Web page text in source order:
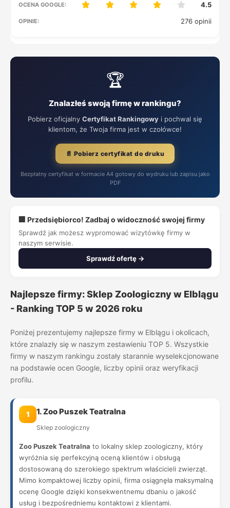
4.5
276 opinii
🏆
Znalazłeś swoją firmę w rankingu?
Pobierz oficjalny Certyfikat Rankingowy i pochwal się
klientom, że Twoja firma jest w czołówce!
📄 Pobierz certyfikat do druku
Bezpłatny certyfikat w formacie A4 gotowy do wydruku lub zapisu jako
PDF
🏢 Przedsiębiorco! Zadbaj o widoczność swojej firmy
Sprawdź jak możesz wypromować wizytówkę firmy w
naszym serwisie.
Sprawdź ofertę →
Najlepsze firmy: Sklep Zoologiczny w Elblągu
- Ranking TOP 5 w 2026 roku
Poniżej prezentujemy najlepsze firmy w Elblągu i okolicach,
które znalazły się w naszym zestawieniu TOP 5. Wszystkie
firmy w naszym rankingu zostały starannie wyselekcjonowane
na podstawie ocen Google, liczby opinii oraz weryfikacji
profilu.
1 1. Zoo Puszek Teatralna
Sklep zoologiczny
Zoo Puszek Teatralna to lokalny sklep zoologiczny, który
wyróżnia się perfekcyjną oceną klientów i obsługą
dostosowaną do szerokiego spektrum właścicieli zwierząt.
Mimo kompaktowej liczby opinii, firma osiągnęła maksymalną
ocenę Google dzięki konsekwentnemu dbaniu o jakość
usług i bezpośredniemu kontaktowi z klientami.